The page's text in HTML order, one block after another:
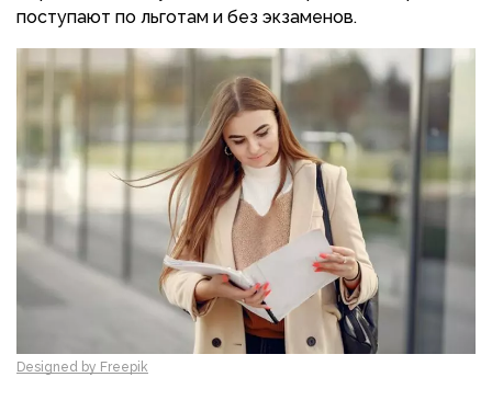
поступают по льготам и без экзаменов.
Designed by Freepik